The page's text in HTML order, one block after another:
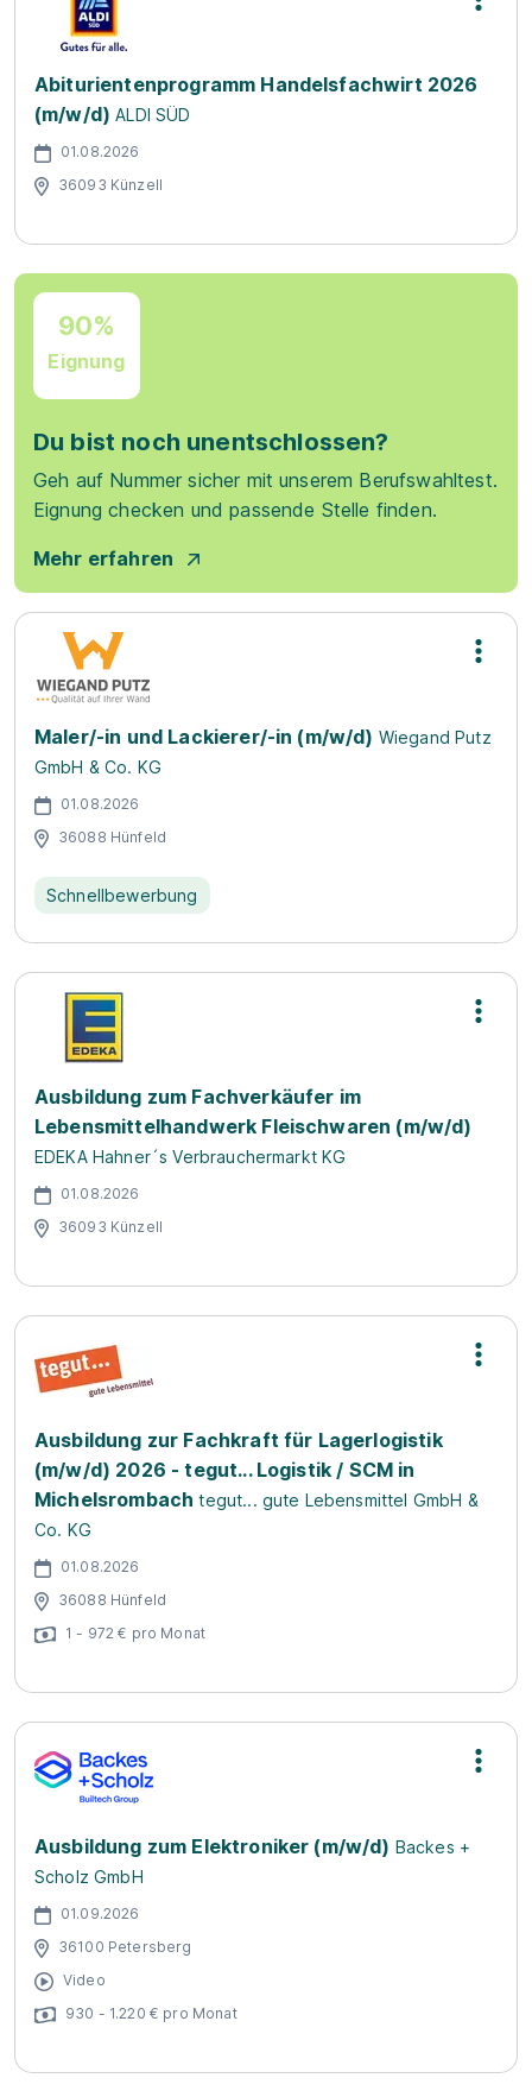
Abiturientenprogramm Handelsfachwirt 2026
(m/w/d) ALDI SÜD
01.08.2026
36093 Künzell
90%
Eignung
Du bist noch unentschlossen?
Geh auf Nummer sicher mit unserem Berufswahltest.
Eignung checken und passende Stelle finden.
Mehr erfahren
Maler/-in und Lackierer/-in (m/w/d) Wiegand Putz
GmbH & Co. KG
01.08.2026
36088 Hünfeld
Schnellbewerbung
Ausbildung zum Fachverkäufer im
Lebensmittelhandwerk Fleischwaren (m/w/d)
EDEKA Hahner´s Verbrauchermarkt KG
01.08.2026
36093 Künzell
Ausbildung zur Fachkraft für Lagerlogistik
(m/w/d) 2026 - tegut... Logistik / SCM in
Michelsrombach tegut... gute Lebensmittel GmbH &
Co. KG
01.08.2026
36088 Hünfeld
1 - 972 € pro Monat
Ausbildung zum Elektroniker (m/w/d) Backes +
Scholz GmbH
01.09.2026
36100 Petersberg
Video
930 - 1.220 € pro Monat